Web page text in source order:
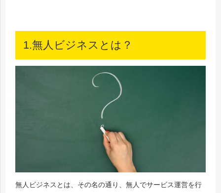
1.無人ビジネスとは？
無人ビジネスとは、その名の通り、無人でサービス運営を行